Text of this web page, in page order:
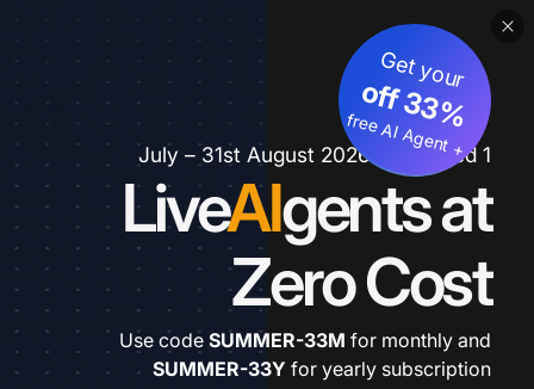
1 July – 31st August 2026 *extended
LiveAIgents at
Zero Cost
Get your
3
3
%
o
ff
+
fre
e
A
I A
g
e
nt
Use code SUMMER-33M for monthly and
SUMMER-33Y for yearly subscription